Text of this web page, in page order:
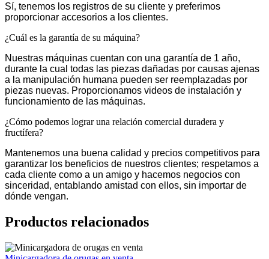
Sí, tenemos los registros de su cliente y preferimos
proporcionar accesorios a los clientes.
¿Cuál es la garantía de su máquina?
Nuestras máquinas cuentan con una garantía de 1 año,
durante la cual todas las piezas dañadas por causas ajenas
a la manipulación humana pueden ser reemplazadas por
piezas nuevas. Proporcionamos videos de instalación y
funcionamiento de las máquinas.
¿Cómo podemos lograr una relación comercial duradera y
fructífera?
Mantenemos una buena calidad y precios competitivos para
garantizar los beneficios de nuestros clientes; respetamos a
cada cliente como a un amigo y hacemos negocios con
sinceridad, entablando amistad con ellos, sin importar de
dónde vengan.
Productos relacionados